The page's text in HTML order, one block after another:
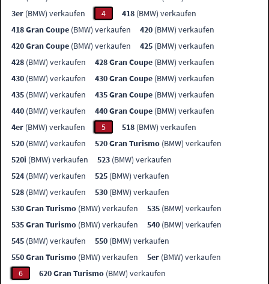
3er (BMW) verkaufen 4 418 (BMW) verkaufen
418 Gran Coupe (BMW) verkaufen 420 (BMW) verkaufen
420 Gran Coupe (BMW) verkaufen 425 (BMW) verkaufen
428 (BMW) verkaufen 428 Gran Coupe (BMW) verkaufen
430 (BMW) verkaufen 430 Gran Coupe (BMW) verkaufen
435 (BMW) verkaufen 435 Gran Coupe (BMW) verkaufen
440 (BMW) verkaufen 440 Gran Coupe (BMW) verkaufen
4er (BMW) verkaufen 5 518 (BMW) verkaufen
520 (BMW) verkaufen 520 Gran Turismo (BMW) verkaufen
520i (BMW) verkaufen 523 (BMW) verkaufen
524 (BMW) verkaufen 525 (BMW) verkaufen
528 (BMW) verkaufen 530 (BMW) verkaufen
530 Gran Turismo (BMW) verkaufen 535 (BMW) verkaufen
535 Gran Turismo (BMW) verkaufen 540 (BMW) verkaufen
545 (BMW) verkaufen 550 (BMW) verkaufen
550 Gran Turismo (BMW) verkaufen 5er (BMW) verkaufen
6
620 Gran Turismo (BMW) verkaufen